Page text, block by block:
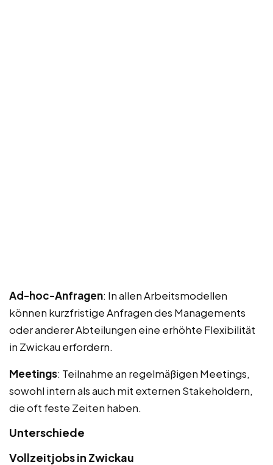
Ad-hoc-Anfragen: In allen Arbeitsmodellen
können kurzfristige Anfragen des Managements
oder anderer Abteilungen eine erhöhte Flexibilität
in Zwickau erfordern.
Meetings: Teilnahme an regelmäßigen Meetings,
sowohl intern als auch mit externen Stakeholdern,
die oft feste Zeiten haben.
Unterschiede
Vollzeitjobs in Zwickau